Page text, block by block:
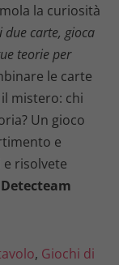
la curiosità
due carte, gioca
teorie per
le carte
mistero: chi
Un gioco
e
risolvete
Detecteam
, Giochi di